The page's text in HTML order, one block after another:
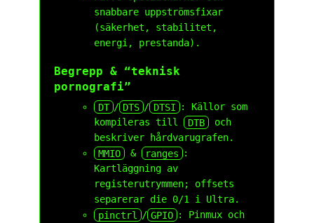
snabbare uppströmsfixar
(säkerhet, stabilitet,
energi, prestanda).
Begrepp & “teknisk
pornografi”
DT / DTS / DTSI : Källor som
kompileras till DTB och
beskriver hårdvarugrafen.
MMIO & ranges
:
Kartläggning av
registerutrymmen; offsets
separerar die 0/1 i Ultra.
pinctrl / GPIO : Pinmux och